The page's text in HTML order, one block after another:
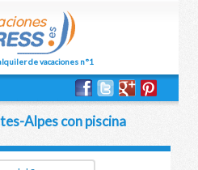
de vacaciones n°1
Alpes con piscina